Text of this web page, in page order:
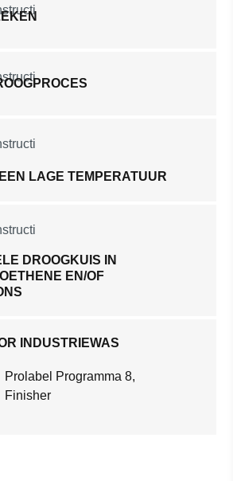
LAGE TEMPERATUUR
DROOGKUIS IN
EN/OF
INDUSTRIEWAS
Prolabel Programma 8,
Finisher